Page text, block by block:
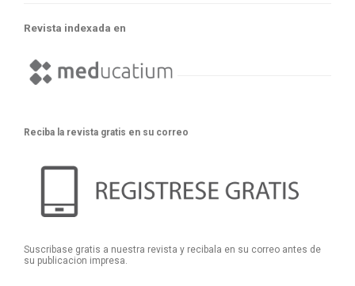
Revista indexada en
Reciba la revista gratis en su correo
Suscribase gratis a nuestra revista y recibala en su correo antes de
su publicacion impresa.